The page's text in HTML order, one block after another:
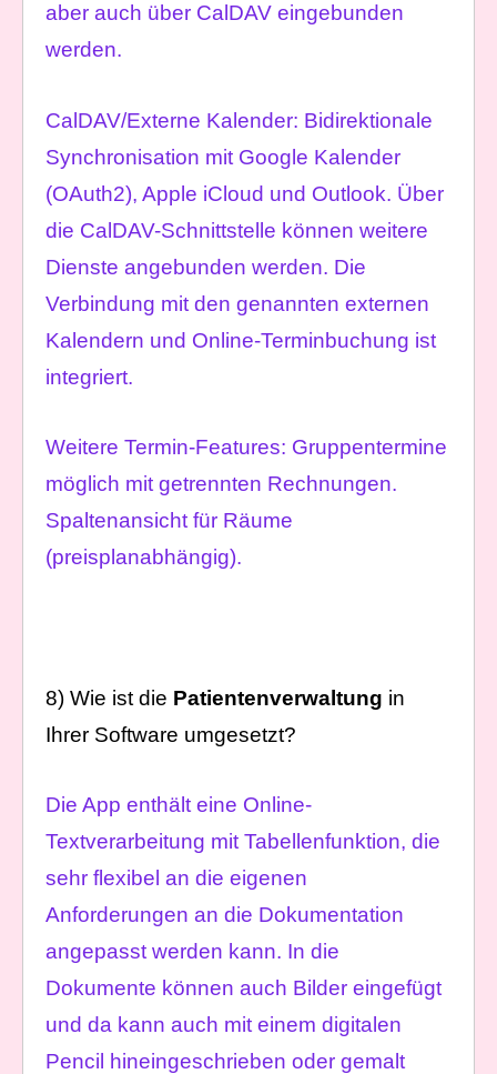
aber auch über CalDAV eingebunden
werden.
CalDAV/Externe Kalender: Bidirektionale
Synchronisation mit Google Kalender
(OAuth2), Apple iCloud und Outlook. Über
die CalDAV-Schnittstelle können weitere
Dienste angebunden werden. Die
Verbindung mit den genannten externen
Kalendern und Online-Terminbuchung ist
integriert.
Weitere Termin-Features: Gruppentermine
möglich mit getrennten Rechnungen.
Spaltenansicht für Räume
(preisplanabhängig).
8) Wie ist die Patientenverwaltung in
Ihrer Software umgesetzt?
Die App enthält eine Online-
Textverarbeitung mit Tabellenfunktion, die
sehr flexibel an die eigenen
Anforderungen an die Dokumentation
angepasst werden kann. In die
Dokumente können auch Bilder eingefügt
und da kann auch mit einem digitalen
Pencil hineingeschrieben oder gemalt